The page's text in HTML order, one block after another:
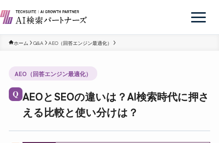
ホーム Q&A AEO（回答エンジン最適化）
AEO（回答エンジン最適化）
Q AEOとSEOの違いは？AI検索時代に押さ
える比較と使い分けは？